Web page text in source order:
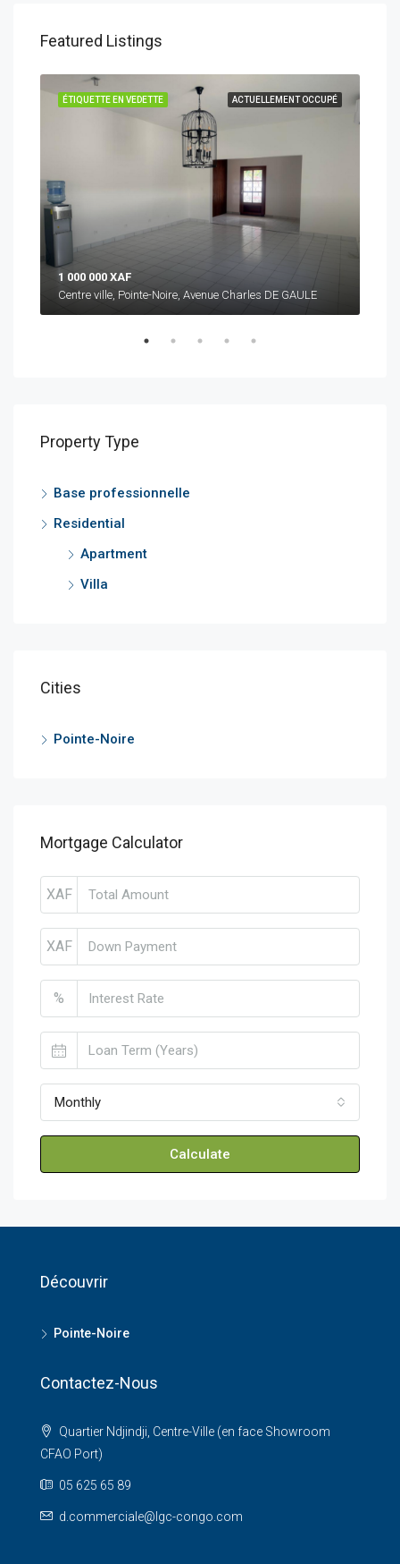
Featured Listings
ACTUELLEMENT OCCUPÉ
ÉTIQUETTE EN VEDETTE
1 000 000 XAF
Centre ville, Pointe-Noire, Avenue Charles DE GAULE
Property Type
Base professionnelle
Residential
Apartment
Villa
Cities
Pointe-Noire
Mortgage Calculator
XAF
XAF
%
Monthly
Calculate
Découvrir
Pointe-Noire
Contactez-Nous
Quartier Ndjindji, Centre-Ville (en face Showroom
CFAO Port)
05 625 65 89
d.commerciale@lgc-congo.com